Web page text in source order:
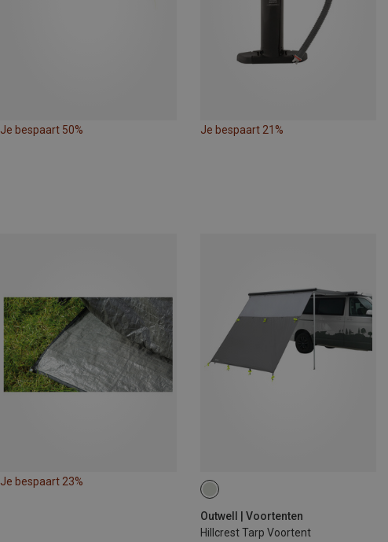
Je bespaart 50% Je bespaart 21%
Je bespaart 23%
Outwell | Voortenten
Hillcrest Tarp Voortent